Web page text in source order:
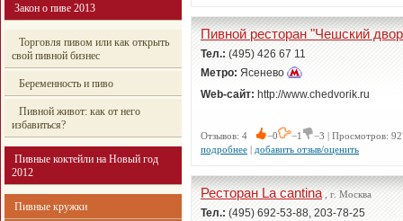
Закон о пиве 2013
Торговля пивом или как открыть
свой пивной бизнес
Беременность и пиво
Пивной живот: как от него
избавиться?
Пивные коктейли на Новый год
2012
Пивные кружки
Пивной ресторан "Чешский
Тел.: (495) 426 67 11
Метро: Ясенево
Web-сайт: http://www.chedvorik.ru
Отзывов: 4 −0 −1
−3 | Просмотров:
подробнее | добавить отзыв/оценить
Ресторан La cantina, г. Москва
Тел.: (495) 692-53-88, 203-78-25